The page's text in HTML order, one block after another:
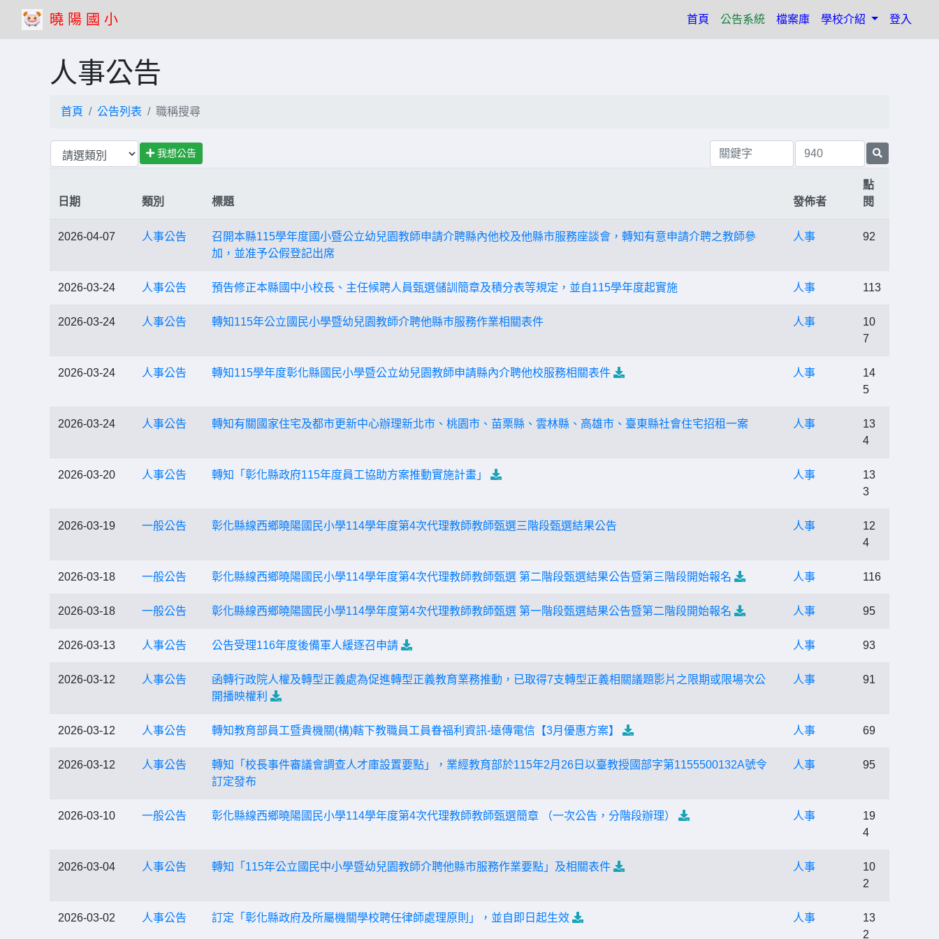
曉 陽 國 小 首頁 (current)
公告系統 檔案庫 學校介紹 登入
人事公告
首頁 公告列表 職稱搜尋
我想公告
日期 類別 標題 發佈者
點
閱
2026-04-07 人事公告
召開本縣115學年度國小暨公立幼兒園教師申請介聘縣內他校及他縣市服務座談會，轉知有意申請介聘之教師參
加，並准予公假登記出席
人事 92
2026-03-24 人事公告 預告修正本縣國中小校長、主任候聘人員甄選儲訓簡章及積分表等規定，並自115學年度起實施 人事 113
2026-03-24 人事公告 轉知115年公立國民小學暨幼兒園教師介聘他縣巿服務作業相關表件 人事
10
7
2026-03-24 人事公告 轉知115學年度彰化縣國民小學暨公立幼兒園教師申請縣內介聘他校服務相關表件 人事
14
5
2026-03-24 人事公告 轉知有關國家住宅及都市更新中心辦理新北市、桃園市、苗栗縣、雲林縣、高雄市、臺東縣社會住宅招租一案 人事
13
4
2026-03-20 人事公告 轉知「彰化縣政府115年度員工協助方案推動實施計畫」 人事
13
3
2026-03-19 一般公告 彰化縣線西鄉曉陽國民小學114學年度第4次代理教師教師甄選三階段甄選結果公告 人事
12
4
2026-03-18 一般公告 彰化縣線西鄉曉陽國民小學114學年度第4次代理教師教師甄選 第二階段甄選結果公告暨第三階段開始報名 人事 116
2026-03-18 一般公告 彰化縣線西鄉曉陽國民小學114學年度第4次代理教師教師甄選 第一階段甄選結果公告暨第二階段開始報名 人事 95
2026-03-13 人事公告 公告受理116年度後備軍人緩逐召申請 人事 93
2026-03-12 人事公告
函轉行政院人權及轉型正義處為促進轉型正義教育業務推動，已取得7支轉型正義相關議題影片之限期或限場次公
開播映權利
人事 91
2026-03-12 人事公告 轉知教育部員工暨貴機關(構)轄下教職員工員眷福利資訊-遠傳電信【3月優惠方案】 人事 69
2026-03-12 人事公告
轉知「校長事件審議會調查人才庫設置要點」，業經教育部於115年2月26日以臺教授國部字第1155500132A號令
訂定發布
人事 95
2026-03-10 一般公告 彰化縣線西鄉曉陽國民小學114學年度第4次代理教師教師甄選簡章 （一次公告，分階段辦理） 人事
19
4
2026-03-04 人事公告 轉知「115年公立國民中小學暨幼兒園教師介聘他縣市服務作業要點」及相關表件 人事
10
2
2026-03-02 人事公告 訂定「彰化縣政府及所屬機關學校聘任律師處理原則」，並自即日起生效 人事
13
2